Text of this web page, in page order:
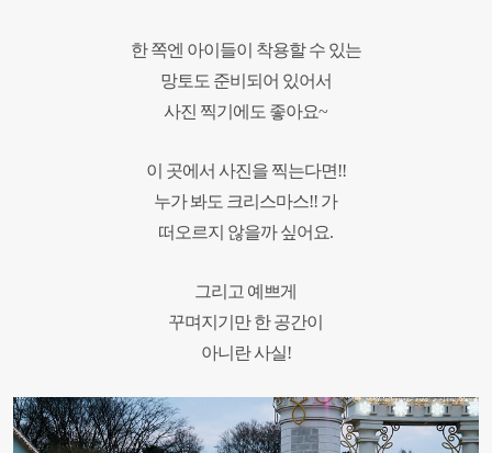
한 쪽엔 아이들이 착용할 수 있는
망토도 준비되어 있어서
사진 찍기에도 좋아요~
이 곳에서 사진을 찍는다면!!
누가 봐도 크리스마스!! 가
떠오르지 않을까 싶어요.
그리고 예쁘게
꾸며지기만 한 공간이
아니란 사실!